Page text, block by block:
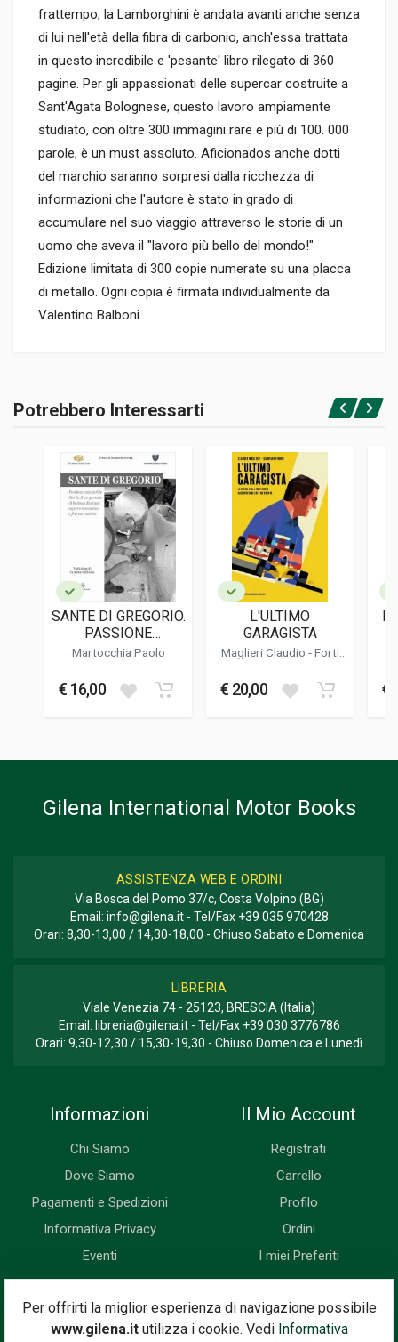
frattempo, la Lamborghini è andata avanti anche senza
di lui nell'età della fibra di carbonio, anch'essa trattata
in questo incredibile e 'pesante' libro rilegato di 360
pagine. Per gli appassionati delle supercar costruite a
Sant'Agata Bolognese, questo lavoro ampiamente
studiato, con oltre 300 immagini rare e più di 100. 000
parole, è un must assoluto. Aficionados anche dotti
del marchio saranno sorpresi dalla ricchezza di
informazioni che l'autore è stato in grado di
accumulare nel suo viaggio attraverso le storie di un
uomo che aveva il "lavoro più bello del mondo!"
Edizione limitata di 300 copie numerate su una placca
di metallo. Ogni copia è firmata individualmente da
Valentino Balboni.
Rilegato
ISBN / EAN
9783952437018
DATA DI STAMPA
10/2014
33 x 21 x 3,5 cm
Informazioni aggiuntive
Accedi o registrati
Potrebbero Interessarti
SANTE DI GREGORIO.
PASSIONE
AUTOMOBILE.
GARZONE DI
BOTTEGA DIVENUTO
Martocchia Paolo
€ 16,00
L'ULTIMO
GARAGISTA
Maglieri Claudio - Forti
€ 20,00 €
Per offrirti la miglior esperienza di navigazione possibile
www.gilena.itutilizza i cookie. Vedi Informativa
Gilena International Motor Books
ASSISTENZA WEB E ORDINI
Via Bosca del Pomo 37/c, Costa Volpino (BG)
Email: info@gilena.it- Tel/Fax +39 035 970428
Orari: 8,30-13,00 / 14,30-18,00 - Chiuso Sabato e Domenica
LIBRERIA
Viale Venezia 74 - 25123, BRESCIA (Italia)
Email: libreria@gilena.it- Tel/Fax +39 030 3776786
Orari: 9,30-12,30 / 15,30-19,30 - Chiuso Domenica e Lunedì
Informazioni
Chi Siamo
Dove Siamo
Pagamenti e Spedizioni
Informativa Privacy
Eventi
Il Mio Account
Registrati
Carrello
Profilo
Ordini
I miei Preferiti
Newsletter